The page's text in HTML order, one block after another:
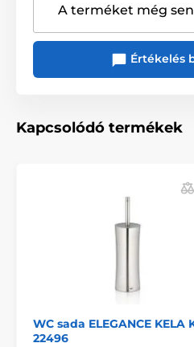
A terméket még
Értékelés
Kapcsolódó termékek
WC sada ELEGANCE KELA
22496